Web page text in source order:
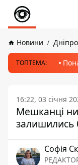
Новини Дніпро
ТОПТЕМА:
16:22, 03 січня
Мешканці
залишились
Софія